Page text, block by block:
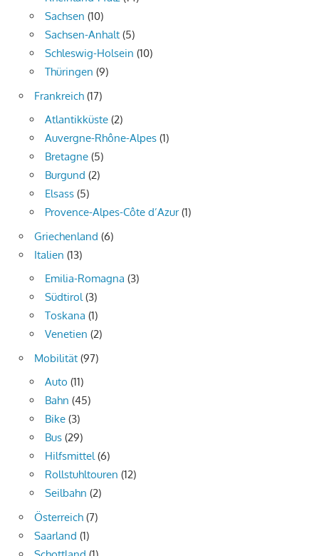
Sachsen (10)
Sachsen-Anhalt (5)
Schleswig-Holsein (10)
Thüringen (9)
Frankreich (17)
Atlantikküste (2)
Auvergne-Rhône-Alpes (1)
Bretagne (5)
Burgund (2)
Elsass (5)
Provence-Alpes-Côte d’Azur(1)
Griechenland (6)
Italien (13)
Emilia-Romagna (3)
Südtirol(3)
Toskana (1)
Venetien (2)
Mobilität (97)
Auto (11)
Bahn (45)
Bike (3)
Bus (29)
Hilfsmittel(6)
Rollstuhltouren (12)
Seilbahn (2)
Österreich (7)
Saarland (1)